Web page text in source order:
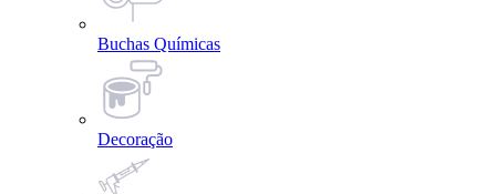
Buchas Químicas
Decoração